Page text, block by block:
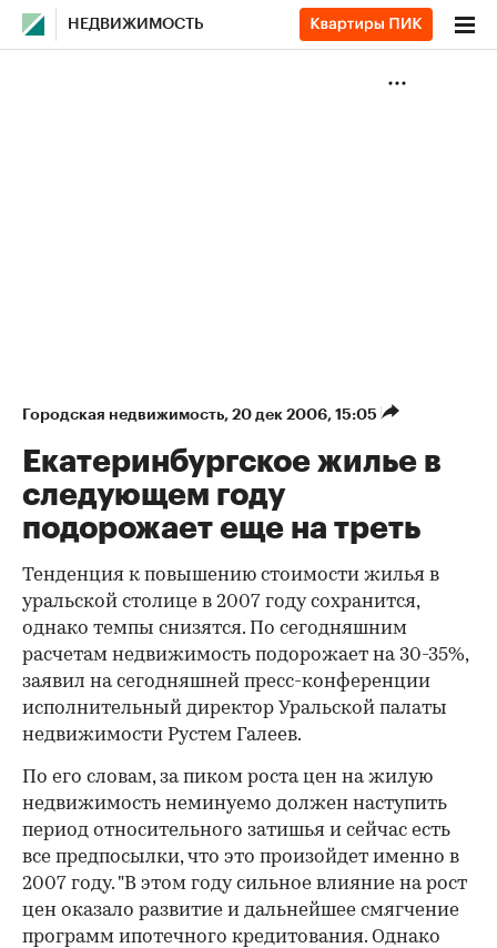
НЕДВИЖИМОСТЬ
Городская недвижимость⁠, 20 дек 2006, 15:05
Екатеринбургское жилье в
следующем году
подорожает еще на треть
Тенденция к повышению стоимости жилья в
уральской столице в 2007 году сохранится,
однако темпы снизятся. По сегодняшним
расчетам недвижимость подорожает на 30-35%,
заявил на сегодняшней пресс-конференции
исполнительный директор Уральской палаты
недвижимости Рустем Галеев.
По его словам, за пиком роста цен на жилую
недвижимость неминуемо должен наступить
период относительного затишья и сейчас есть
все предпосылки, что это произойдет именно в
2007 году. "В этом году сильное влияние на рост
цен оказало развитие и дальнейшее смягчение
программ ипотечного кредитования. Однако